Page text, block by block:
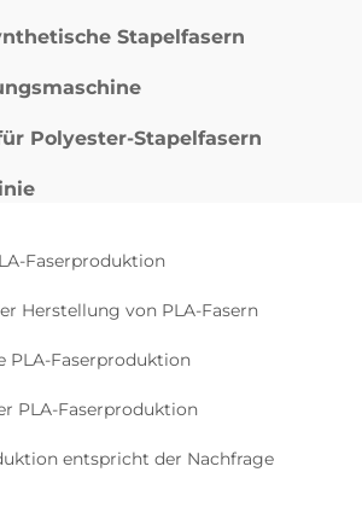
Stapelfasern
Polyester-Stapelfasern
Faserproduktion
Herstellung von PLA-Fasern
Faserproduktion
PLA-Faserproduktion
entspricht der Nachfrage